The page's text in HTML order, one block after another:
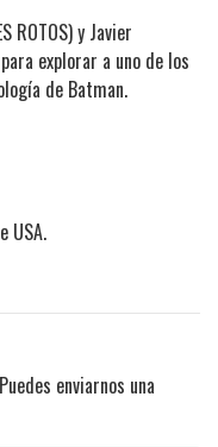
ROTOS) y Javier
para explorar a uno de los
de Batman.
USA.
enviarnos una